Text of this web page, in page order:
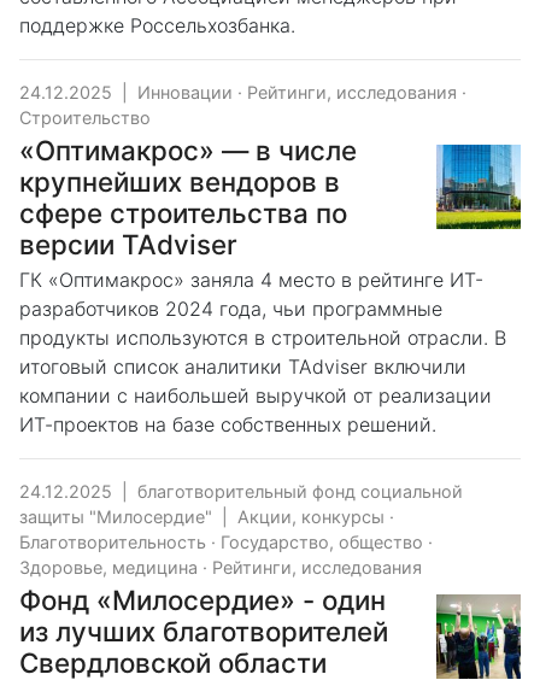
поддержке Россельхозбанка.
24.12.2025 Инновации · Рейтинги, исследования ·
Строительство
«Оптимакрос» — в числе
крупнейших вендоров в
сфере строительства по
версии TAdviser
ГК «Оптимакрос» заняла 4 место в рейтинге ИТ-
разработчиков 2024 года, чьи программные
продукты используются в строительной отрасли. В
итоговый список аналитики TAdviser включили
компании с наибольшей выручкой от реализации
ИТ-проектов на базе собственных решений.
24.12.2025
благотворительный фонд социальной
защиты "Милосердие"
Акции, конкурсы ·
Благотворительность · Государство, общество ·
Здоровье, медицина · Рейтинги, исследования
Фонд «Милосердие» - один
из лучших благотворителей
Свердловской области